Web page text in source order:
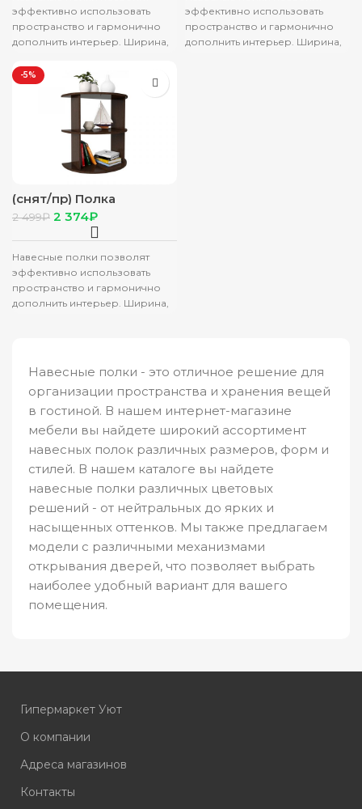
эффективно использовать
пространство и гармонично
дополнить интерьер. Ширина,
Глубина, мм: 224 Общий
эффективно использовать
пространство и гармонично
дополнить интерьер. Ширина,
-5%
(снят/пр) Полка
“Альфа-1” венге
2 499₽ 2 374₽
Навесные полки позволят
эффективно использовать
пространство и гармонично
дополнить интерьер. Ширина,
Навесные полки - это отличное решение для
организации пространства и хранения вещей
в гостиной. В нашем интернет-магазине
мебели вы найдете широкий ассортимент
навесных полок различных размеров, форм и
стилей. В нашем каталоге вы найдете
навесные полки различных цветовых
решений - от нейтральных до ярких и
насыщенных оттенков. Мы также предлагаем
модели с различными механизмами
открывания дверей, что позволяет выбрать
наиболее удобный вариант для вашего
помещения.
Гипермаркет Уют
О компании
Адреса магазинов
Контакты